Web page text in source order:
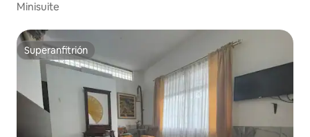
Minisuite
Superanfitrión
Superanfitrión